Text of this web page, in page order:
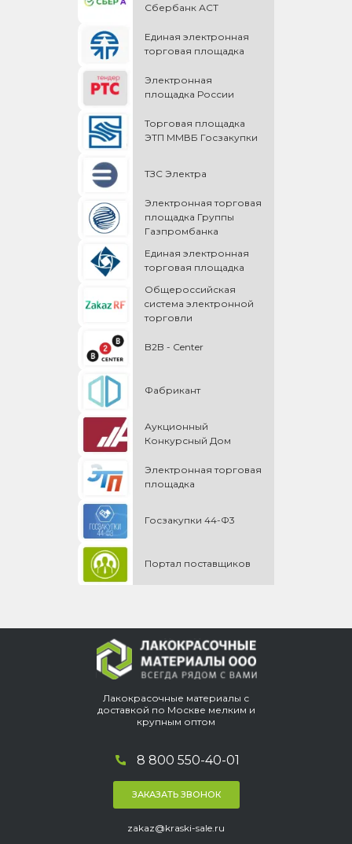
Сбербанк АСТ
Единая электронная
торговая площадка
Электронная
площадка России
Торговая площадка
ЭТП ММВБ Госзакупки
ТЗС Электра
Электронная торговая
площадка Группы
Газпромбанка
Единая электронная
торговая площадка
Общероссийская
cистема электронной
торговли
B2B - Center
Фабрикант
Аукционный
Конкурсный Дом
Электронная торговая
площадка
Госзакупки 44-Ф3
Портал поставщиков
Лакокрасочные материалы с
доставкой по Москве мелким и
крупным оптом
8 800 550-40-01
ЗАКАЗАТЬ ЗВОНОК
zakaz@kraski-sale.ru